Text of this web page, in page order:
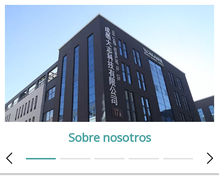
Sobre nosotros